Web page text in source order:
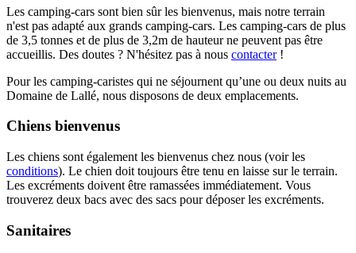
Les camping-cars sont bien sûr les bienvenus, mais notre terrain
n'est pas adapté aux grands camping-cars. Les camping-cars de plus
de 3,5 tonnes et de plus de 3,2m de hauteur ne peuvent pas être
accueillis. Des doutes ? N'hésitez pas à nous contacter!
Pour les camping-caristes qui ne séjournent qu’une ou deux nuits au
Domaine de Lallé, nous disposons de deux emplacements.
Chiens bienvenus
Les chiens sont également les bienvenus chez nous (voir les
conditions). Le chien doit toujours être tenu en laisse sur le terrain.
Les excréments doivent être ramassées immédiatement. Vous
trouverez deux bacs avec des sacs pour déposer les excréments.
Sanitaires